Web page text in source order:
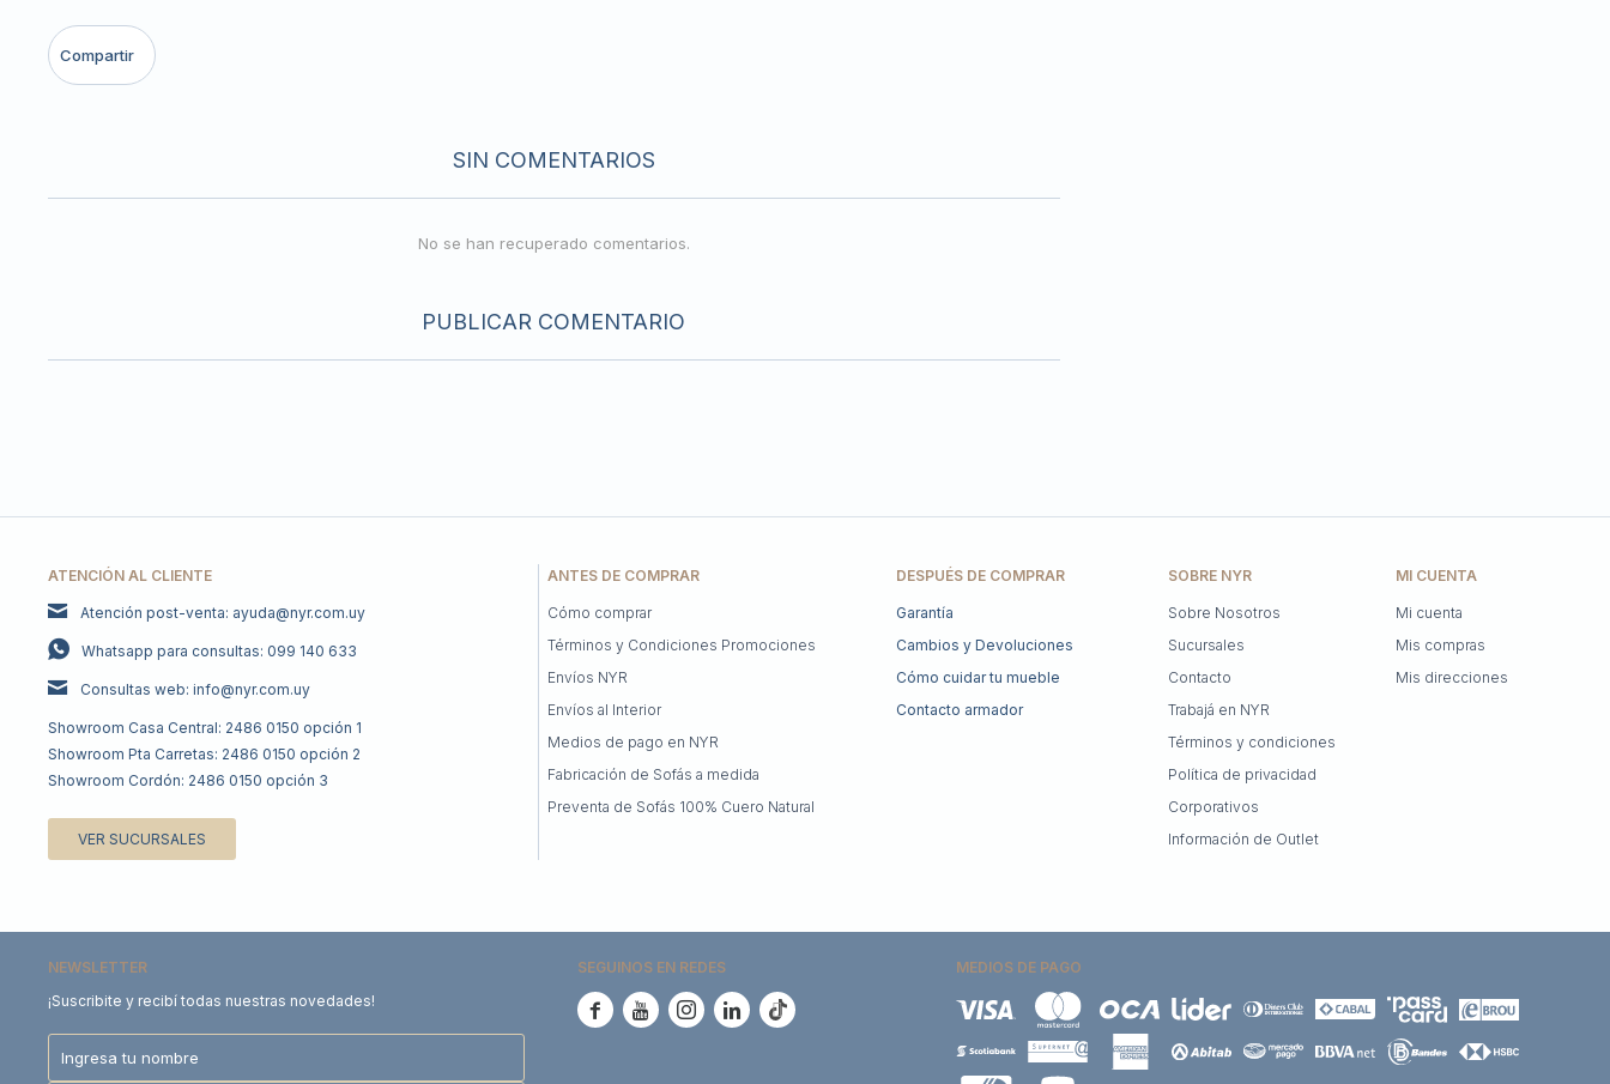
SIN COMENTARIOS
No se han recuperado comentarios.
PUBLICAR COMENTARIO
ATENCIÓN AL CLIENTE
Atención post-venta: ayuda@nyr.com.uy
Whatsapp para consultas: 099 140 633
Consultas web: info@nyr.com.uy
Showroom Casa Central: 2486 0150 opción 1
Showroom Pta Carretas: 2486 0150 opción 2
Showroom Cordón: 2486 0150 opción 3
VER SUCURSALES
DESPUÉS DE COMPRAR
Garantía
Cambios y Devoluciones
Cómo cuidar tu mueble
Contacto armador
SOBRE NYR
Sobre Nosotros
Sucursales
Contacto
Trabajá en NYR
Términos y condiciones
Política de privacidad
Corporativos
Información de Outlet
ANTES DE COMPRAR
Cómo comprar
Términos y Condiciones Promociones
Envíos NYR
Envíos al Interior
Medios de pago en NYR
Fabricación de Sofás a medida
Preventa de Sofás 100% Cuero Natural
MI CUENTA
Mi cuenta
Mis compras
Mis direcciones
NEWSLETTER
¡Suscribite y recibí todas nuestras novedades!
SEGUINOS EN REDES
    
MEDIOS DE PAGO